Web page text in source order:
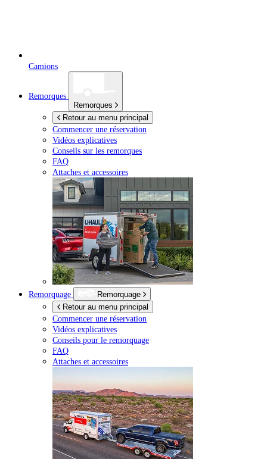
Camions
Remorques
Remorques
Retour au menu principal
Commencer une réservation
Vidéos explicatives
Conseils sur les remorques
FAQ
Attaches et accessoires
Remorquage
Remorquage
Retour au menu principal
Commencer une réservation
Vidéos explicatives
Conseils pour le remorquage
FAQ
Attaches et accessoires